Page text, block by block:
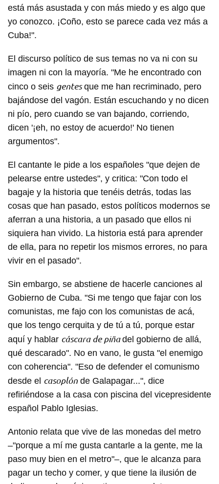
Para poder guardar como favorito, primero has de
iniciar sesión con tu cuenta de 14ymedio.
está más asustada y con más miedo y es algo que
yo conozco. ¡Coño, esto se parece cada vez más a
Cuba!".
El discurso político de sus temas no va ni con su
imagen ni con la mayoría. "Me he encontrado con
cinco o seis gentesque me han recriminado, pero
bajándose del vagón. Están escuchando y no dicen
ni pío, pero cuando se van bajando, corriendo,
dicen '¡eh, no estoy de acuerdo!' No tienen
argumentos".
El cantante le pide a los españoles "que dejen de
pelearse entre ustedes", y critica: "Con todo el
bagaje y la historia que tenéis detrás, todas las
cosas que han pasado, estos políticos modernos se
aferran a una historia, a un pasado que ellos ni
siquiera han vivido. La historia está para aprender
de ella, para no repetir los mismos errores, no para
vivir en el pasado".
Sin embargo, se abstiene de hacerle canciones al
Gobierno de Cuba. "Si me tengo que fajar con los
comunistas, me fajo con los comunistas de acá,
que los tengo cerquita y de tú a tú, porque estar
aquí y hablar cáscara de piñadel gobierno de allá,
qué descarado". No en vano, le gusta "el enemigo
con coherencia". "Eso de defender el comunismo
desde el casoplón de Galapagar...", dice
refiriéndose a la casa con piscina del vicepresidente
español Pablo Iglesias.
Antonio relata que vive de las monedas del metro
–"porque a mí me gusta cantarle a la gente, me la
paso muy bien en el metro"–, que le alcanza para
pagar un techo y comer, y que tiene la ilusión de